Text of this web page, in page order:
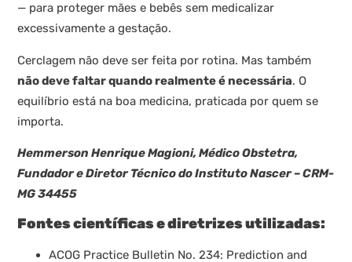
— para proteger mães e bebês sem medicalizar
excessivamente a gestação.
Cerclagem não deve ser feita por rotina. Mas também
não deve faltar quando realmente é necessária. O
equilíbrio está na boa medicina, praticada por quem se
importa.
Hemmerson Henrique Magioni, Médico Obstetra,
Fundador e Diretor Técnico do Instituto Nascer – CRM-
MG 34455
Fontes científicas e diretrizes utilizadas:
ACOG Practice Bulletin No. 234: Prediction and